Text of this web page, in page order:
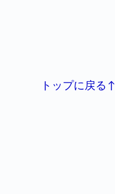
トップに戻る↑